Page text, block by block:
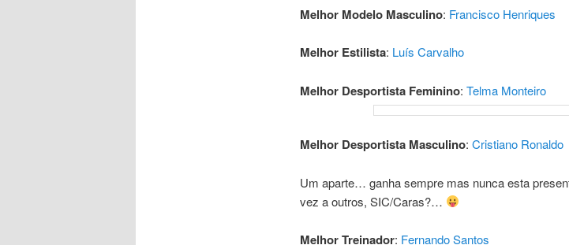
Melhor Modelo Masculino: Francisco Henriques
Melhor Estilista: Luís Carvalho
Melhor Desportista Feminino: Telma Monteiro
Melhor Desportista Masculino: Cristiano Ronaldo
Um aparte… ganha sempre mas nunca esta
vez a outros, SIC/Caras?…
Melhor Treinador: Fernando Santos